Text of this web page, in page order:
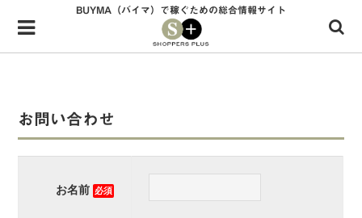
Menu
HOME
34歳独身OLバイマ実践記
無在庫で自由気ままに稼ぐ！バイマ実践記
ファッショントレンドを発信！SP通信
BUYMA（バイマ）で稼ぐための総合情報サイト
お問い合わせ
お名前 必須